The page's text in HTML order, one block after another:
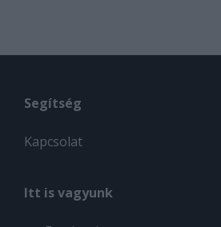
Segítség
Kapcsolat
Itt is vagyunk